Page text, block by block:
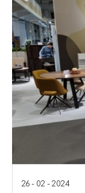
26 - 02 - 2024